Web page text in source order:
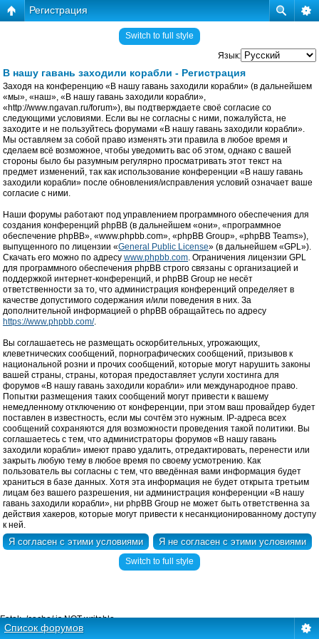
Регистрация
Switch to full style
Язык:
В нашу гавань заходили корабли - Регистрация
Заходя на конференцию «В нашу гавань заходили корабли» (в дальнейшем
«мы», «наш», «В нашу гавань заходили корабли»,
«http://www.ngavan.ru/forum»), вы подтверждаете своё согласие со
следующими условиями. Если вы не согласны с ними, пожалуйста, не
заходите и не пользуйтесь форумами «В нашу гавань заходили корабли».
Мы оставляем за собой право изменять эти правила в любое время и
сделаем всё возможное, чтобы уведомить вас об этом, однако с вашей
стороны было бы разумным регулярно просматривать этот текст на
предмет изменений, так как использование конференции «В нашу гавань
заходили корабли» после обновления/исправления условий означает ваше
согласие с ними.
Наши форумы работают под управлением программного обеспечения для
создания конференций phpBB (в дальнейшем «они», «программное
обеспечение phpBB», «www.phpbb.com», «phpBB Group», «phpBB Teams»),
выпущенного по лицензии «General Public License» (в дальнейшем «GPL»).
Скачать его можно по адресу www.phpbb.com. Ограничения лицензии GPL
для программного обеспечения phpBB строго связаны с организацией и
поддержкой интернет-конференций, и phpBB Group не несёт
ответственности за то, что администрация конференций определяет в
качестве допустимого содержания и/или поведения в них. За
дополнительной информацией о phpBB обращайтесь по адресу
https://www.phpbb.com/.
Вы соглашаетесь не размещать оскорбительных, угрожающих,
клеветнических сообщений, порнографических сообщений, призывов к
национальной розни и прочих сообщений, которые могут нарушить законы
вашей страны, страны, которая предоставляет услуги хостинга для
форумов «В нашу гавань заходили корабли» или международное право.
Попытки размещения таких сообщений могут привести к вашему
немедленному отключению от конференции, при этом ваш провайдер будет
поставлен в известность, если мы сочтём это нужным. IP-адреса всех
сообщений сохраняются для возможности проведения такой политики. Вы
соглашаетесь с тем, что администраторы форумов «В нашу гавань
заходили корабли» имеют право удалить, отредактировать, перенести или
закрыть любую тему в любое время по своему усмотрению. Как
пользователь вы согласны с тем, что введённая вами информация будет
храниться в базе данных. Хотя эта информация не будет открыта третьим
лицам без вашего разрешения, ни администрация конференции «В нашу
гавань заходили корабли», ни phpBB Group не может быть ответственна за
действия хакеров, которые могут привести к несанкционированному доступу
к ней.
Switch to full style
Список форумов
Fatal: ./cache/ is NOT writable.